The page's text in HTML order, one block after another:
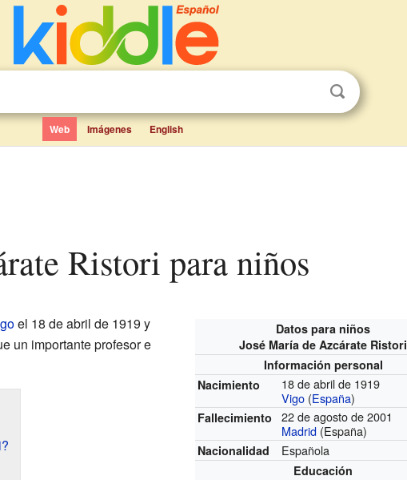
Web Imágenes English
Ristori para niños
Datos para niños
José María de Azcárate Ristori
Información personal
Nacimiento
18 de abril de 1919
Vigo (España)
Fallecimiento
22 de agosto de 2001
Madrid (España)
Nacionalidad Española
Educación
el 18 de abril de 1919 y
un importante profesor e